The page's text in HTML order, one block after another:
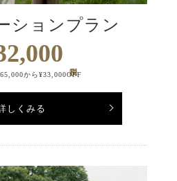
ションプラン
から¥33,000OFF
しくみる